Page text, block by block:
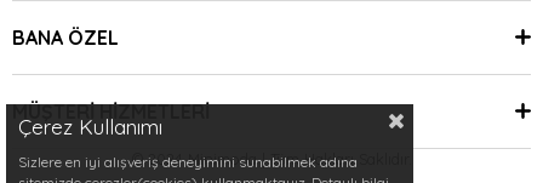
BANA ÖZEL
MÜŞTERİ HİZMETLERİ
© 2024 Minimoda | Tüm Hakları Saklıdır.
Çerez Kullanımı
Sizlere en iyi alışveriş deneyimini sunabilmek adına